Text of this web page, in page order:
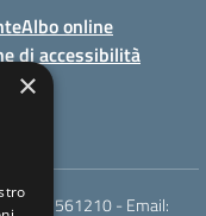
Albo online
di accessibilità
0835561210- Email:
×